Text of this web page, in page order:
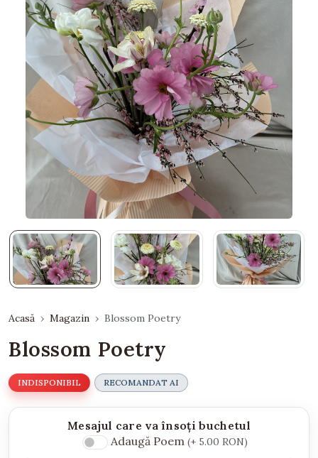
Acasă Magazin Blossom Poetry
Blossom Poetry
INDISPONIBIL RECOMANDAT AI
Mesajul care va însoți buchetul
Adaugă Poem (+ 5.00 RON)